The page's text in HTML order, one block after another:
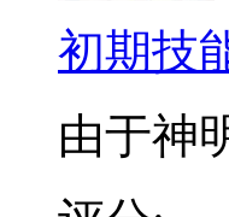
初期技
由于神